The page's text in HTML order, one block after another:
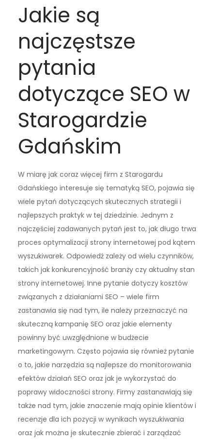
Jakie są
najczęstsze
pytania
dotyczące SEO w
Starogardzie
Gdańskim
W miarę jak coraz więcej firm z Starogardu
Gdańskiego interesuje się tematyką SEO, pojawia się
wiele pytań dotyczących skutecznych strategii i
najlepszych praktyk w tej dziedzinie. Jednym z
najczęściej zadawanych pytań jest to, jak długo trwa
proces optymalizacji strony internetowej pod kątem
wyszukiwarek. Odpowiedź zależy od wielu czynników,
takich jak konkurencyjność branży czy aktualny stan
strony internetowej. Inne pytanie dotyczy kosztów
związanych z działaniami SEO – wiele firm
zastanawia się nad tym, ile należy przeznaczyć na
skuteczną kampanię SEO oraz jakie elementy
powinny być uwzględnione w budżecie
marketingowym. Często pojawia się również pytanie
o to, jakie narzędzia są najlepsze do monitorowania
efektów działań SEO oraz jak je wykorzystać do
poprawy widoczności strony. Firmy zastanawiają się
także nad tym, jakie znaczenie mają opinie klientów i
recenzje dla ich pozycji w wynikach wyszukiwania
oraz jak można je skutecznie zbierać i zarządzać